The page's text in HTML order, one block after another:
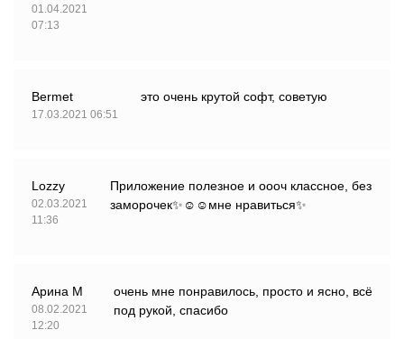
01.04.2021
07:13
Bermet
17.03.2021 06:51
это очень крутой софт, советую
Lozzy
02.03.2021
11:36
Приложение полезное и оооч классное, без
заморочек✨☺☺мне нравиться✨
Арина M
08.02.2021
12:20
очень мне понравилось, просто и ясно, всё
под рукой, спасибо